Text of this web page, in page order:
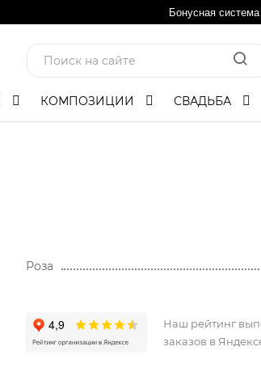
Бонусная система
КОМПОЗИЦИИ СВАДЬБА
Роза
Наш рейтинг
заказов в